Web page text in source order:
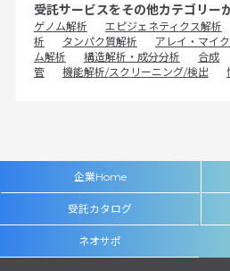
受託サービスをその他カテゴリー
ゲノム解析 エピジェネティクス解析
析
タンパク質解析 アレイ・マイ
ム解析
構造解析・成分分析 合成
管
機能解析/スクリーニング/検出
企業Home
受託カタログ
ネオサポ